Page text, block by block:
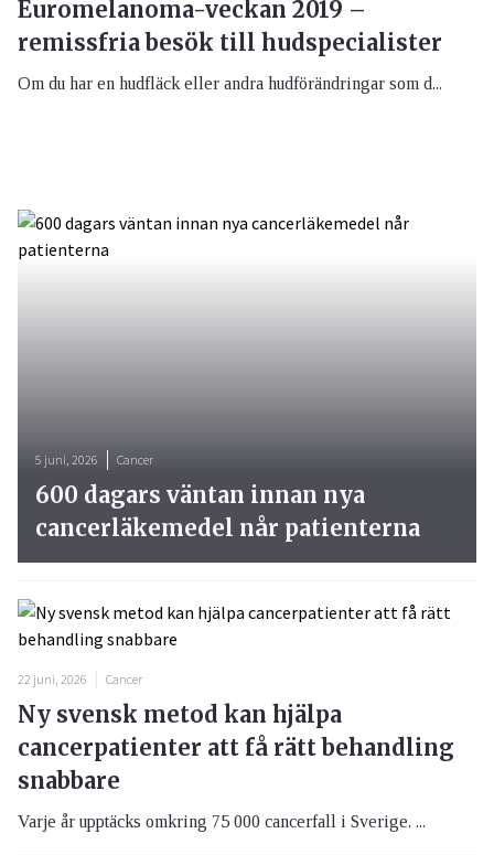
Euromelanoma-veckan 2019 –
remissfria besök till hudspecialister
Om du har en hudfläck eller andra hudförändringar som d...
22 juni, 2026 Cancer
Ny svensk metod kan hjälpa
cancerpatienter att få rätt behandling
snabbare
Varje år upptäcks omkring 75 000 cancerfall i Sverige. ...
5 juni, 2026 Cancer
600 dagars väntan innan nya
cancerläkemedel når patienterna